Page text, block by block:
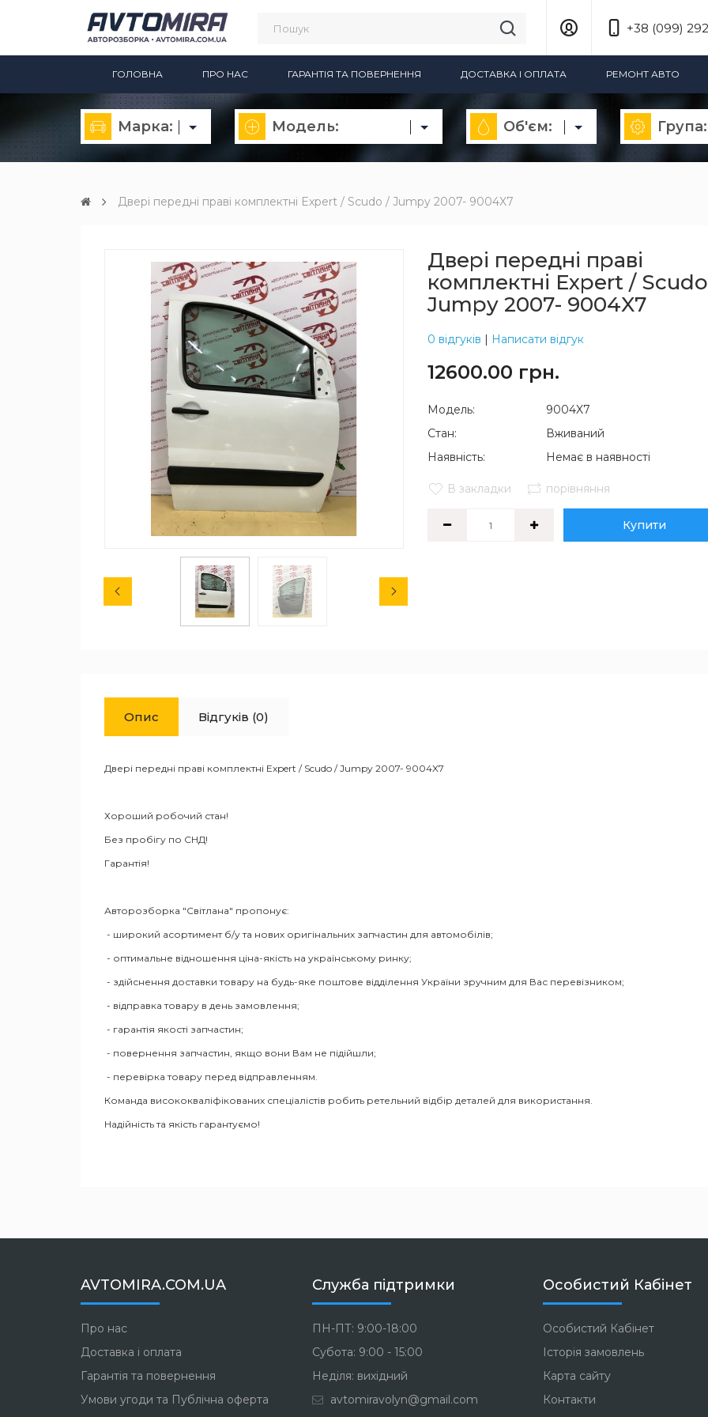
+38 (099) 292
ГОЛОВНА ПРО НАС ГАРАНТІЯ ТА ПОВЕРНЕННЯ ДОСТАВКА І ОПЛАТА РЕМОНТ АВТО
Марка: Модель: Об'єм: Група:
Двері передні праві комплектні Expert / Scudo / Jumpy 2007- 9004X7
Двері передні праві
комплектні Expert /
Jumpy 2007- 9004X7
0 відгуків | Написати відгук
12600.00 грн.
Модель:
9004X7
Стан:
Вживаний
Наявність:
Немає в наявності
В закладки порівняння
Купити
Опис Відгуків (0)
Двері передні праві комплектні Expert / Scudo / Jumpy 2007- 9004X7
Хороший робочий стан!
Без пробігу по СНД!
Гарантія!
Авторозборка "Світлана" пропонує:
- широкий асортимент б/у та нових оригінальних запчастин для автомобілів;
- оптимальне відношення ціна-якість на українському ринку;
- здійснення доставки товару на будь-яке поштове відділення України зручним для Вас перевізником;
- відправка товару в день замовлення;
- гарантія якості запчастин;
- повернення запчастин, якщо вони Вам не підійшли;
- перевірка товару перед відправленням.
Команда висококваліфікованих спеціалістів робить ретельний відбір деталей для використання.
Надійність та якість гарантуємо!
AVTOMIRA.COM.UA
Про нас
Доставка і оплата
Гарантія та повернення
Умови угоди та Публічна оферта
Служба підтримки
ПН-ПТ: 9:00-18:00
Субота: 9:00 - 15:00
Неділя: вихідний
avtomiravolyn@gmail.com
Особистий Кабінет
Особистий Кабінет
Історія замовлень
Карта сайту
Контакти